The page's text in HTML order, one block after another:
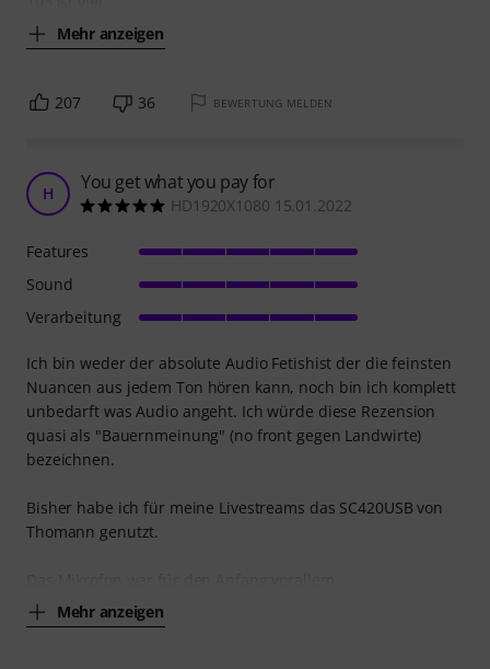
Mehr anzeigen
207 36 BEWERTUNG MELDEN
H You get what you pay for
HD1920X1080 15.01.2022
Ich bin weder der absolute Audio Fetishist der die feinsten
Nuancen aus jedem Ton hören kann, noch bin ich komplett
unbedarft was Audio angeht. Ich würde diese Rezension
quasi als "Bauernmeinung" (no front gegen Landwirte)
bezeichnen.
Bisher habe ich für meine Livestreams das SC420USB von
Thomann genutzt.
Mehr anzeigen
Features
Sound
Verarbeitung